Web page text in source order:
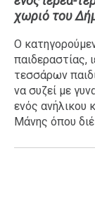
LIFE
Food
Ταξίδια
Σπίτι
χωριό του
Ο
παιδεραστίας,
τεσσάρων
να συζεί με
ενός ανήλικου
Μάνης όπου